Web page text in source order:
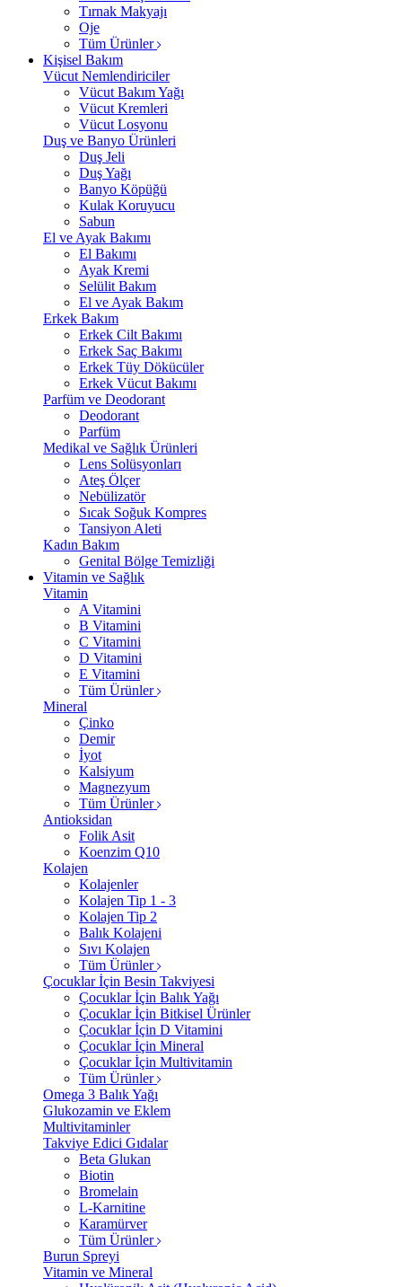
Tırnak Makyajı
Oje
Tüm Ürünler
Kişisel Bakım
Vücut Nemlendiriciler
Vücut Bakım Yağı
Vücut Kremleri
Vücut Losyonu
Duş ve Banyo Ürünleri
Duş Jeli
Duş Yağı
Banyo Köpüğü
Kulak Koruyucu
Sabun
El ve Ayak Bakımı
El Bakımı
Ayak Kremi
Selülit Bakım
El ve Ayak Bakım
Erkek Bakım
Erkek Cilt Bakımı
Erkek Saç Bakımı
Erkek Tüy Dökücüler
Erkek Vücut Bakımı
Parfüm ve Deodorant
Deodorant
Parfüm
Medikal ve Sağlık Ürünleri
Lens Solüsyonları
Ateş Ölçer
Nebülizatör
Sıcak Soğuk Kompres
Tansiyon Aleti
Kadın Bakım
Genital Bölge Temizliği
Vitamin ve Sağlık
Vitamin
A Vitamini
B Vitamini
C Vitamini
D Vitamini
E Vitamini
Tüm Ürünler
Mineral
Çinko
Demir
İyot
Kalsiyum
Magnezyum
Tüm Ürünler
Antioksidan
Folik Asit
Koenzim Q10
Kolajen
Kolajenler
Kolajen Tip 1 - 3
Kolajen Tip 2
Balık Kolajeni
Sıvı Kolajen
Tüm Ürünler
Çocuklar İçin Besin Takviyesi
Çocuklar İçin Balık Yağı
Çocuklar İçin Bitkisel Ürünler
Çocuklar İçin D Vitamini
Çocuklar İçin Mineral
Çocuklar İçin Multivitamin
Tüm Ürünler
Omega 3 Balık Yağı
Glukozamin ve Eklem
Multivitaminler
Takviye Edici Gıdalar
Beta Glukan
Biotin
Bromelain
L-Karnitine
Karamürver
Tüm Ürünler
Burun Spreyi
Vitamin ve Mineral